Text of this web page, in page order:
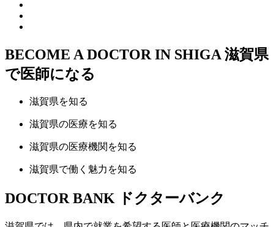
BECOME A DOCTOR IN SHIGA 滋賀県
で医師になる
滋賀県を知る
滋賀県の医療を知る
滋賀県の医療機関 を知る
滋賀県で働く魅力 を知る
DOCTOR BANK ドクターバンク